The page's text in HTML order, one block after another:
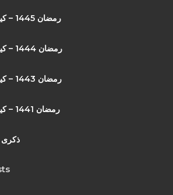
رمضان 1445 – كيفية ثبوت شهر الصوم
رمضان 1444 – كيفية ثبوت شهر الصوم
رمضان 1443 – كيفية ثبوت شهر الصوم
رمضان 1441 – كيفية ثبوت شهر الصوم
ذكرى